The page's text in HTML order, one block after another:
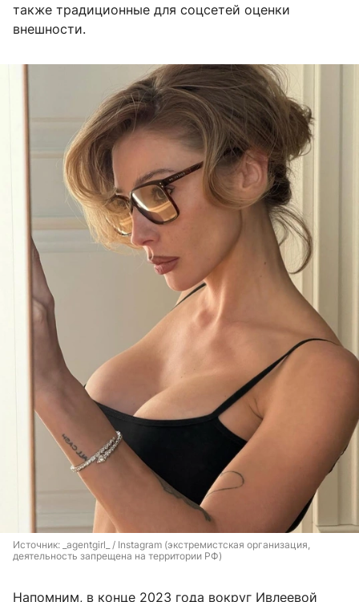
также традиционные для соцсетей оценки
внешности.
Источник: _agentgirl_ / Instagram (экстремистская организация,
деятельность запрещена на территории РФ)
Напомним, в конце 2023 года вокруг Ивлеевой